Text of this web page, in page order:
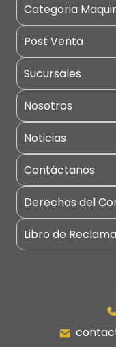
Categoria
Post Venta
Sucursales
Nosotros
Noticias
Contáctanos
Derechos del
Libro de